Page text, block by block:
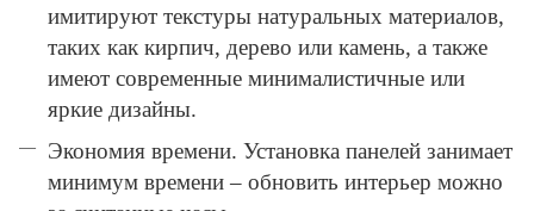
имитируют текстуры натуральных материалов,
таких как кирпич, дерево или камень, а также
имеют современные минималистичные или
яркие дизайны.
Экономия времени. Установка панелей занимает
минимум времени – обновить интерьер можно